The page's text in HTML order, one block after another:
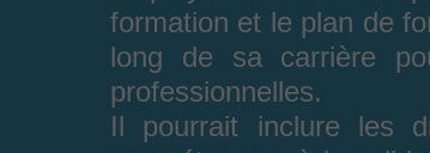
formation et le plan de
long de sa carrière
professionnelles.
Il pourrait inclure les